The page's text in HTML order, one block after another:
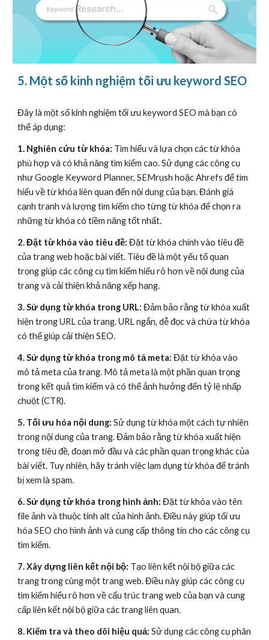
5. Một số kinh nghiệm tối ưu keyword SEO
Đây là một số kinh nghiệm tối ưu keyword SEO mà bạn có
thể áp dụng:
1. Nghiên cứu từ khóa: Tìm hiểu và lựa chọn các từ khóa
phù hợp và có khả năng tìm kiếm cao. Sử dụng các công cụ
như Google Keyword Planner, SEMrush hoặc Ahrefs để tìm
hiểu về từ khóa liên quan đến nội dung của bạn. Đánh giá
cạnh tranh và lượng tìm kiếm cho từng từ khóa để chọn ra
những từ khóa có tiềm năng tốt nhất.
2. Đặt từ khóa vào tiêu đề:Đặt từ khóa chính vào tiêu đề
của trang web hoặc bài viết. Tiêu đề là một yếu tố quan
trọng giúp các công cụ tìm kiếm hiểu rõ hơn về nội dung của
trang và cải thiện khả năng xếp hạng.
3. Sử dụng từ khóa trong URL: Đảm bảo rằng từ khóa xuất
hiện trong URL của trang. URL ngắn, dễ đọc và chứa từ khóa
có thể giúp cải thiện SEO.
4. Sử dụng từ khóa trong mô tả meta: Đặt từ khóa vào
mô tả meta của trang. Mô tả meta là một phần quan trọng
trong kết quả tìm kiếm và có thể ảnh hưởng đến tỷ lệ nhấp
chuột (CTR).
5. Tối ưu hóa nội dung: Sử dụng từ khóa một cách tự nhiên
trong nội dung của trang. Đảm bảo rằng từ khóa xuất hiện
trong tiêu đề, đoạn mở đầu và các phần quan trọng khác của
bài viết. Tuy nhiên, hãy tránh việc lạm dụng từ khóa để tránh
bị xem là spam.
6. Sử dụng từ khóa trong hình ảnh: Đặt từ khóa vào tên
file ảnh và thuộc tính alt của hình ảnh. Điều này giúp tối ưu
hóa SEO cho hình ảnh và cung cấp thông tin cho các công cụ
tìm kiếm.
7. Xây dựng liên kết nội bộ: Tạo liên kết nội bộ giữa các
trang trong cùng một trang web. Điều này giúp các công cụ
tìm kiếm hiểu rõ hơn về cấu trúc trang web của bạn và cung
cấp liên kết nội bộ giữa các trang liên quan.
8. Kiểm tra và theo dõi hiệu quả:Sử dụng các công cụ phân